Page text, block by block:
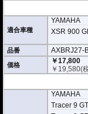
適合車種
YAMAHA
XSR 900
品番 AXBRJ27-
価格
￥17,800
￥ 19,580(
YAMAHA
Tracer 9